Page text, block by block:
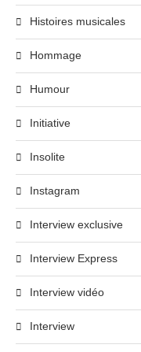
Histoires musicales
Hommage
Humour
Initiative
Insolite
Instagram
Interview exclusive
Interview Express
Interview vidéo
Interview